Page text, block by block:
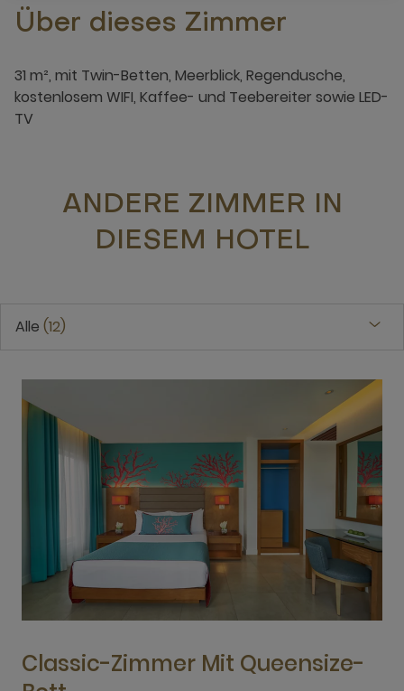
Über dieses Zimmer
31 m², mit Twin-Betten, Meerblick, Regendusche,
kostenlosem WIFI, Kaffee- und Teebereiter sowie LED-
TV
ANDERE ZIMMER IN
DIESEM HOTEL
Alle 12
Classic-Zimmer Mit Queensize-